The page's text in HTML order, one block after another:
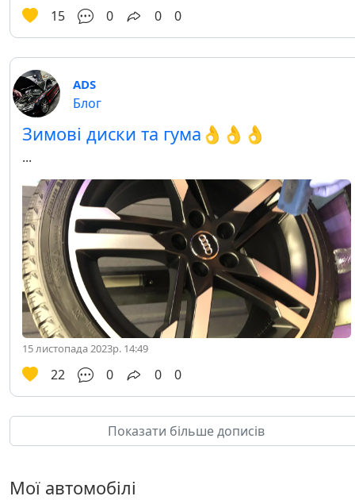
15 0 0 0
ADS
Блог
Зимові диски та гума👌👌👌
...
15 листопада 2023р. 14:49
22 0 0 0
Показати більше дописів
Мої автомобілі